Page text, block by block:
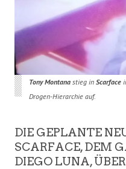
Tony Montanastieg in Scarface
Drogen-Hierarchie auf.
DIE GEPLANTE
SCARFACE, DEM
DIEGO LUNA,